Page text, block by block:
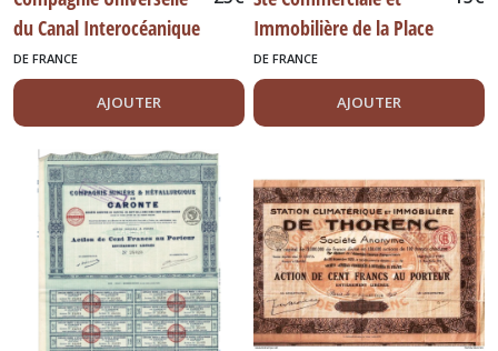
du Canal Interocéanique
de Panama, 1888 (sign.
Ferdinand de Lesseps)
DE FRANCE
AJOUTER
Immobilière de la Place
de la Madeleine
DE FRANCE
AJOUTER